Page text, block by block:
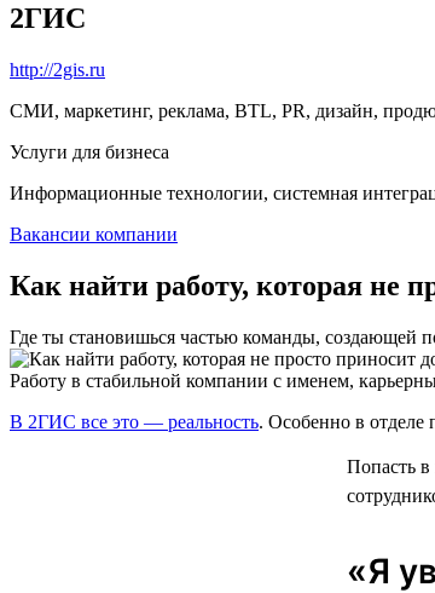
2ГИС
http://2gis.ru
СМИ, маркетинг, реклама, BTL, PR, дизайн,
Услуги для бизнеса
Информационные технологии, системная
Вакансии компании
Как найти работу, которая не
Где ты становишься частью команды, создающей
Работу в стабильной компании с именем,
В 2ГИС все это — реальность. Особенно в отделе
Попасть
«Я